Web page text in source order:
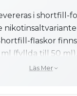
i shortfill-
flaskor finns
(fyllda till 50
nikotinfri bas
Läs Mer